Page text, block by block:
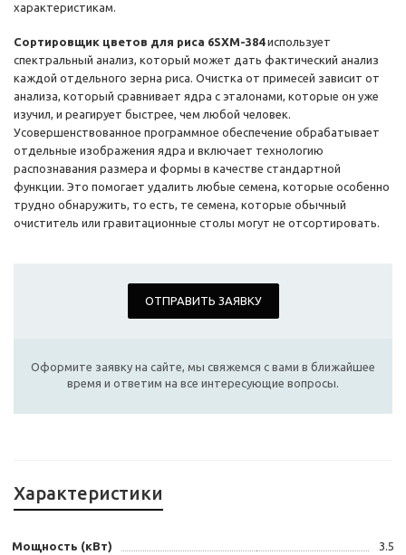
характеристикам.
Сортировщик цветов для риса 6SXM-384использует
спектральный анализ, который может дать фактический анализ
каждой отдельного зерна риса. Очистка от примесей зависит от
анализа, который сравнивает ядра с эталонами, которые он уже
изучил, и реагирует быстрее, чем любой человек.
Усовершенствованное программное обеспечение обрабатывает
отдельные изображения ядра и включает технологию
распознавания размера и формы в качестве стандартной
функции. Это помогает удалить любые семена, которые особенно
трудно обнаружить, то есть, те семена, которые обычный
очиститель или гравитационные столы могут не отсортировать.
ОТПРАВИТЬ ЗАЯВКУ
Оформите заявку на сайте, мы свяжемся с вами в ближайшее
время и ответим на все интересующие вопросы.
Характеристики
Мощность (кВт) 3.5